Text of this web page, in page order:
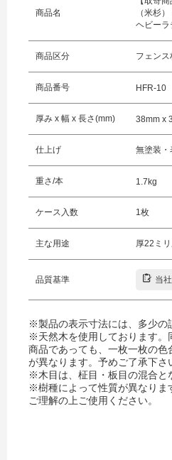
商品名
（米杉
ヘビー
商品区分 フェンス
商品番号 HFR-10
厚み x 幅 x 長さ(mm) 38mm x
仕上げ 無塗装・
重さ/本 1.7kg
ケース入数 1枚
主な用途 厚22ミ
品質基準 当
※製品の表示寸法には、多少の
※天然木を使用しております。
商品であっても、一枚一枚の
が異なります。予めご了承下さ
※木目は、柾目・板目の混合と
※樹種によって性質が異なりま
ご理解の上ご使用ください。